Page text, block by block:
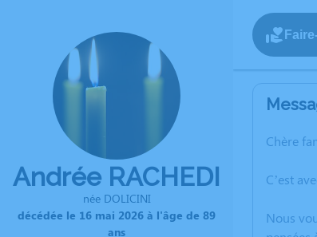
Andrée RACHEDI
née DOLICINI
décédée le 16 mai 2026 à l'âge de 89
ans
Chère
C’est
Nous